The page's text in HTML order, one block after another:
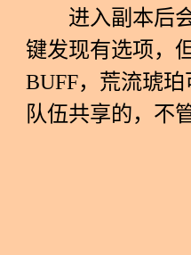
进入副本后会
键发现有选项，
BUFF，荒流琥
队伍共享的，不